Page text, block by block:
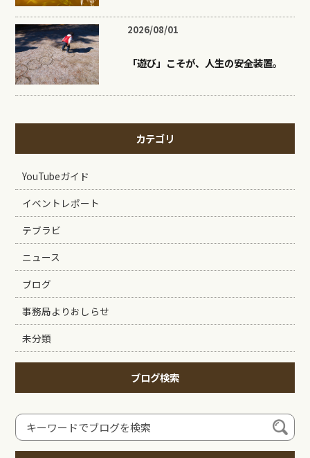
2026/08/01
「遊び」こそが、人生の安全装置。
カテゴリ
YouTubeガイド
イベントレポート
テブラビ
ニュース
ブログ
事務局よりおしらせ
未分類
ブログ検索